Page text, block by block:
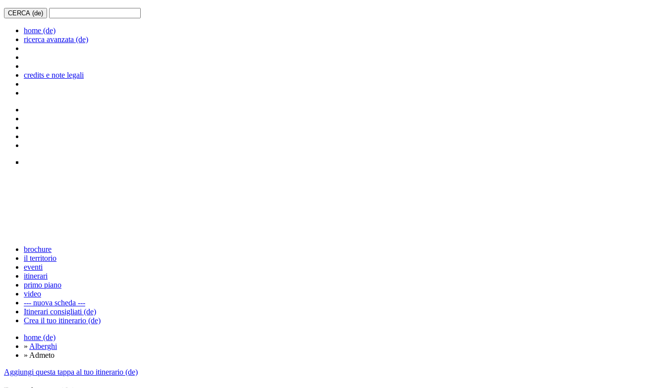
home (de)
ricerca avanzata (de)
credits e note legali
brochure
il territorio
eventi
itinerari
primo piano
video
--- nuova scheda ---
Itinerari consigliati (de)
Crea il tuo itinerario (de)
home (de)
» Alberghi
» Admeto
Aggiungi questa tappa al tuo itinerario (de)